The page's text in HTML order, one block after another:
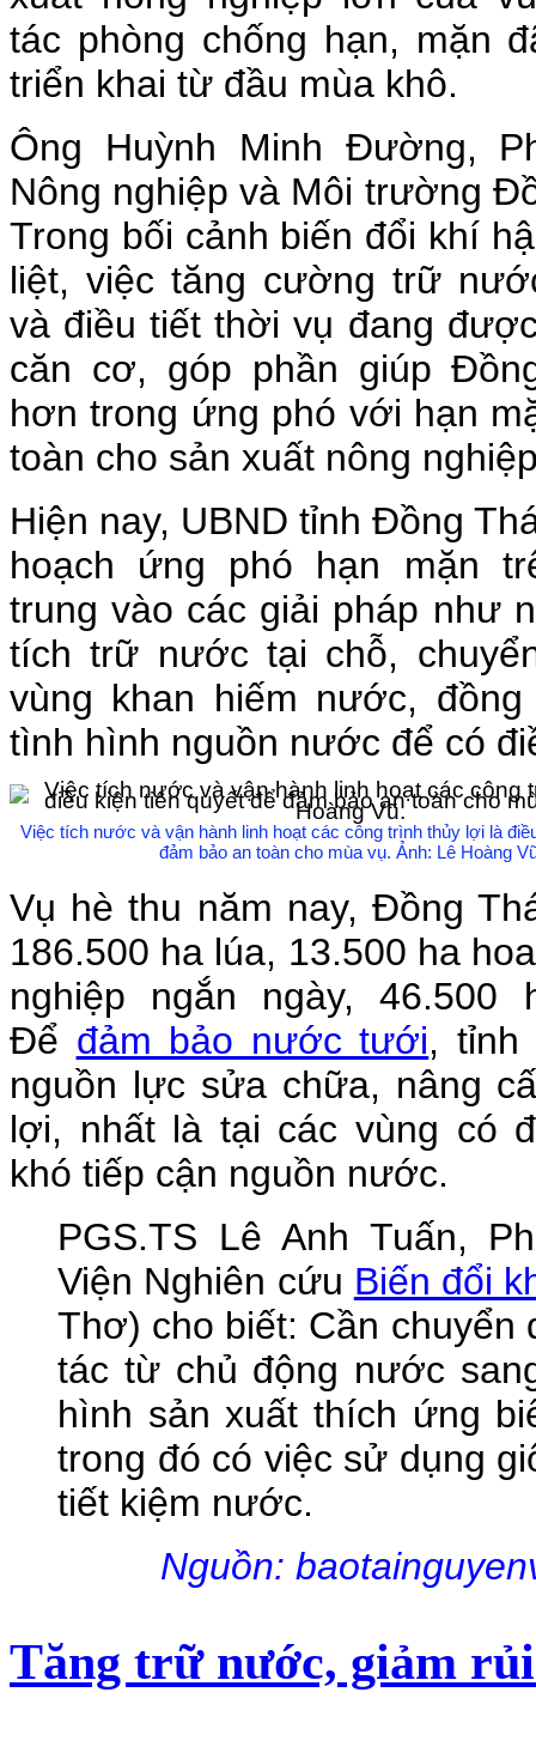
tác phòng chống hạn, mặn
triển khai từ đầu mùa khô.
Ông Huỳnh Minh Đường,
Nông nghiệp và Môi trường
Trong bối cảnh biến đổi khí
liệt, việc tăng cường trữ
và điều tiết thời vụ đang
căn cơ, góp phần giúp
hơn trong ứng phó với hạn
toàn cho sản xuất nông
Hiện nay, UBND tỉnh Đồng
hoạch ứng phó hạn mặn
trung vào các giải pháp như
tích trữ nước tại chỗ,
vùng khan hiếm nước,
tình hình nguồn nước để có
Việc tích nước và vận hành linh hoạt các công trình thủy lợi là
đảm bảo an toàn cho mùa vụ. Ảnh: Lê Hoàng
Vụ hè thu năm nay, Đồng
186.500 ha lúa, 13.500 ha
nghiệp ngắn ngày, 46.500
Để đảm bảo nước tưới, tỉnh
nguồn lực sửa chữa, nâng
lợi, nhất là tại các vùng có
khó tiếp cận nguồn nước.
PGS.TS Lê Anh Tuấn,
Viện Nghiên cứu Biến đổi
Thơ) cho biết: Cần chuyển
tác từ chủ động nước
hình sản xuất thích ứng
trong đó có việc sử dụng
tiết kiệm nước.
Nguồn:
Tăng trữ nước, giảm